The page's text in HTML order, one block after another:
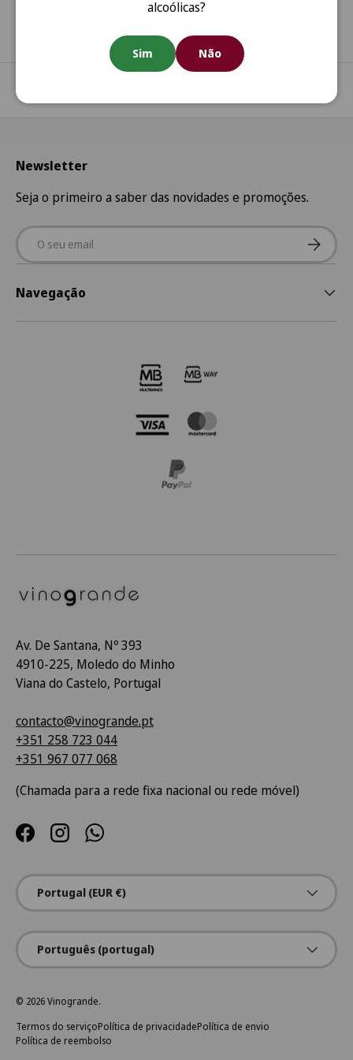
alcoólicas?
Sim Não
Newsletter
Seja o primeiro a saber das novidades e promoções.
Email
Navegação
Av. De Santana, Nº 393
4910-225, Moledo do Minho
Viana do Castelo, Portugal
contacto@vinogrande.pt
+351 258 723 044
+351 967 077 068
(Chamada para a rede fixa nacional ou rede móvel)
FacebookInstagramWhatsApp
País/Região
Portugal (EUR €)
Idioma
Português (portugal)
© 2026Vinogrande.
Termos do serviçoPolítica de privacidadePolítica de envio
Política de reembolso